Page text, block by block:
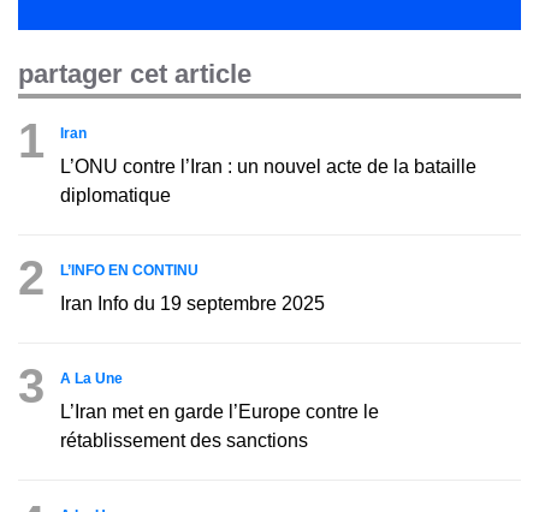
partager cet article
1 Iran
L’ONU contre l’Iran : un nouvel acte de la bataille
diplomatique
2 L’INFO EN CONTINU
Iran Info du 19 septembre 2025
3 A La Une
L’Iran met en garde l’Europe contre le
rétablissement des sanctions